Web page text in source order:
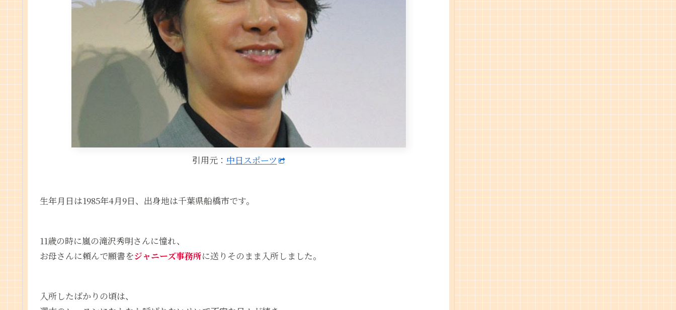
引用元： 中日スポーツ
生年月日は1985年4月9日、出身地は千葉県船橋市です。
11歳の時に嵐の滝沢秀明さんに憧れ、
お母さんに頼んで願書をジャニーズ事務所に送りそのまま入所しました。
入所したばかりの頃は、